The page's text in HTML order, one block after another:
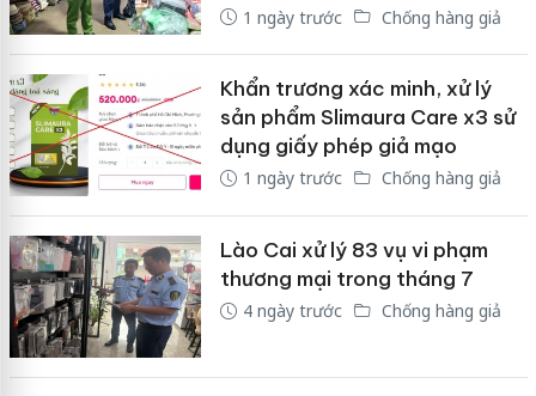
1 ngày trước Chống hàng giả
Khẩn trương xác minh, xử lý
sản phẩm Slimaura Care x3 sử
dụng giấy phép giả mạo
1 ngày trước Chống hàng giả
Lào Cai xử lý 83 vụ vi phạm
thương mại trong tháng 7
4 ngày trước Chống hàng giả